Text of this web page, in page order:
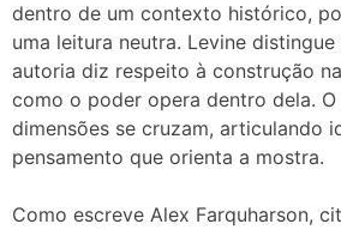
dentro de um contexto histórico,
uma leitura neutra. Levine
autoria diz respeito à construção
como o poder opera dentro dela.
dimensões se cruzam, articulando
pensamento que orienta a mostra.
Como escreve Alex Farquharson,